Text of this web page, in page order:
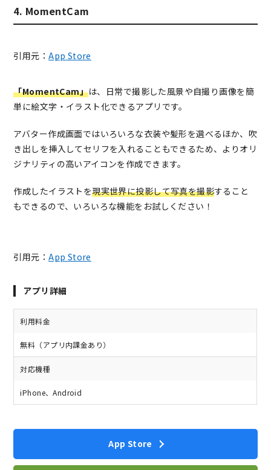
4. MomentCam
引用元：App Store
「MomentCam」は、日常で撮影した風景や自撮り画像を簡
単に絵文字・イラスト化できるアプリです。
アバター作成画面ではいろいろな衣装や髪形を選べるほか、吹
き出しを挿入してセリフを入れることもできるため、よりオリ
ジナリティの高いアイコンを作成できます。
作成したイラストを現実世界に投影して写真を撮影すること
もできるので、いろいろな機能をお試しください！
引用元：App Store
アプリ詳細
利用料金
無料（アプリ内課金あり）
対応機種
iPhone、Android
App Store